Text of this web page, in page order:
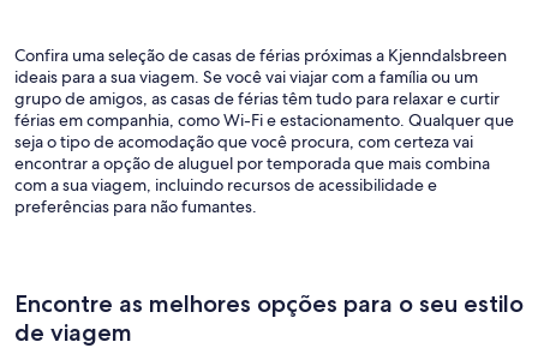
Confira uma seleção de casas de férias próximas a Kjenndalsbreen
ideais para a sua viagem. Se você vai viajar com a família ou um
grupo de amigos, as casas de férias têm tudo para relaxar e curtir
férias em companhia, como Wi-Fi e estacionamento. Qualquer que
seja o tipo de acomodação que você procura, com certeza vai
encontrar a opção de aluguel por temporada que mais combina
com a sua viagem, incluindo recursos de acessibilidade e
preferências para não fumantes.
Encontre as melhores opções para o seu estilo
de viagem